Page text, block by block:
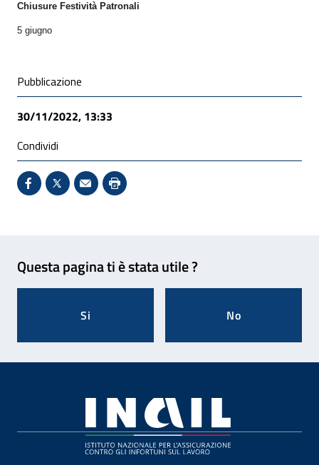
Chiusure Festività Patronali
5 giugno
Condivisione social
Pubblicazione
30/11/2022, 13:33
Condividi
Condividi su Facebook - Sito esterno - Apertura in
X - Sito esterno - Apertura in nuova finestra
Invio Mail: apre il programma di posta
Stampa pagina: scelta meno
Questa pagina ti è stata utile ?
Si No